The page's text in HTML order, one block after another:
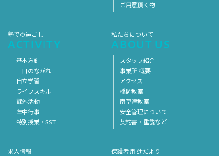
ご用意頂く物
塾での過ごし
ACTIVITY
基本方針
一日のながれ
自立学習
ライフスキル
課外活動
年中行事
特別授業・SST
私たちについて
ABOUT US
スタッフ紹介
事業所 概要
アクセス
橋岡教室
南草津教室
安全管理について
契約書・重説など
求人情報 保護者用 辻だより